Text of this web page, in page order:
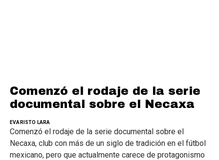
Comenzó el rodaje de la serie
documental sobre el Necaxa
EVARISTO LARA
Comenzó el rodaje de la serie documental sobre el
Necaxa, club con más de un siglo de tradición en el fútbol
mexicano, pero que actualmente carece de protagonismo